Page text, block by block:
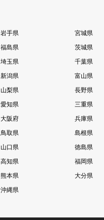
岩手県
宮城県
福島県
茨城県
埼玉県
千葉県
新潟県
富山県
山梨県
長野県
愛知県
三重県
大阪府
兵庫県
鳥取県
島根県
山口県
徳島県
高知県
福岡県
熊本県
大分県
沖縄県